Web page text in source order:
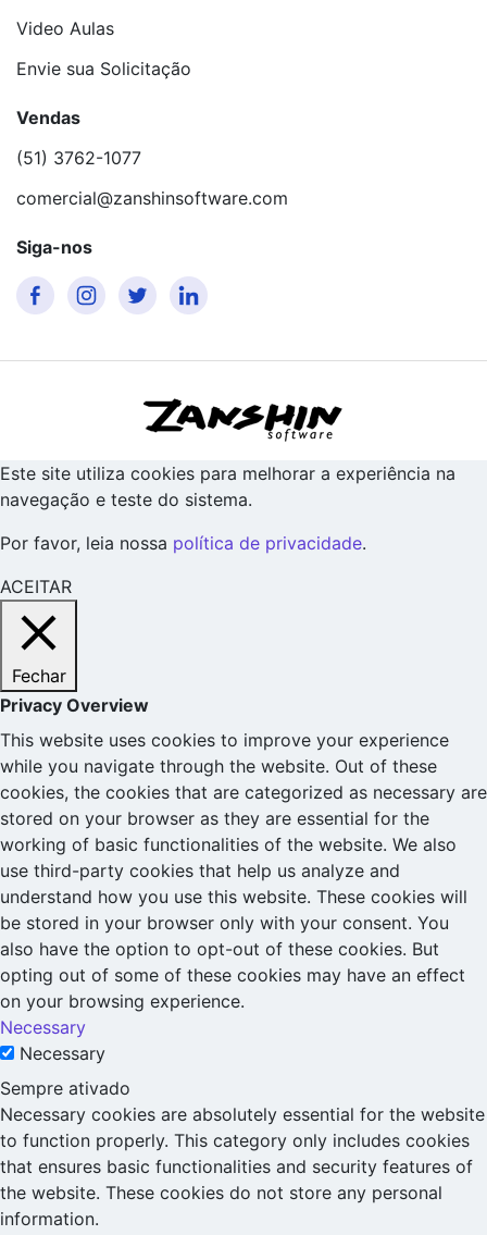
Video Aulas
Envie sua Solicitação
Vendas
(51) 3762-1077
comercial@zanshinsoftware.com
Siga-nos
Este site utiliza cookies para melhorar a experiência na
navegação e teste do sistema.
Por favor, leia nossa política de privacidade.
ACEITAR
Fechar
Privacy Overview
This website uses cookies to improve your experience
while you navigate through the website. Out of these
cookies, the cookies that are categorized as necessary are
stored on your browser as they are essential for the
working of basic functionalities of the website. We also
use third-party cookies that help us analyze and
understand how you use this website. These cookies will
be stored in your browser only with your consent. You
also have the option to opt-out of these cookies. But
opting out of some of these cookies may have an effect
on your browsing experience.
Necessary
Necessary
Sempre ativado
Necessary cookies are absolutely essential for the website
to function properly. This category only includes cookies
that ensures basic functionalities and security features of
the website. These cookies do not store any personal
information.